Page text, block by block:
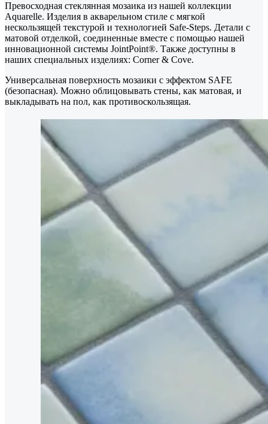
Превосходная стеклянная мозаика из нашей коллекции
Aquarelle. Изделия в акварельном стиле с мягкой
нескользящей текстурой и технологией Safe-Steps. Детали с
матовой отделкой, соединенные вместе с помощью нашей
инновационной системы JointPoint®. Также доступны в
наших специальных изделиях: Corner & Cove.
Универсальная поверхность мозаики с эффектом SAFE
(безопасная). Можно облицовывать стены, как матовая, и
выкладывать на пол, как противоскользящая.